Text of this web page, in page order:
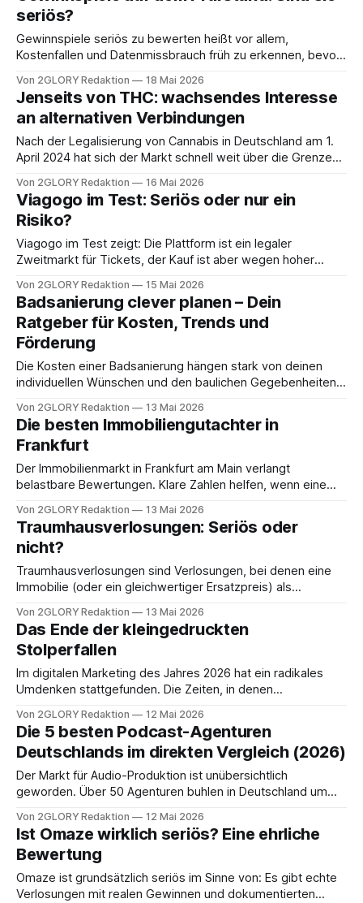
Notdienst München“ oder „Dachdecker in der
seriös?
Gewinnspiele seriös zu bewerten heißt vor allem,
Kostenfallen und Datenmissbrauch früh zu erkennen, bevor
Dauerwerbung wird. Bei unseriösen Modellen geht es oft
um teure Service-Rufnummern oder um Daten, die später
für Werbung genutzt werden. Ein konkretes Risiko sind
Gewinnspiele, die auf Anrufe
Von 2GLORY Redaktion 18 Mai 2026
Jenseits von THC: wachsendes Interesse
an alternativen Verbindungen
Nach der Legalisierung von Cannabis in Deutschland am 1.
April 2024 hat sich der Markt schnell weit über die Grenzen
Regalen tauchten neben natürlichem THC neue
halbsynthetische und minoritäre Cannabinoide auf: THCP,
HHC, 10-OH-HHC, CBG, CBN, THCV. Zu den
Von 2GLORY Redaktion 16 Mai 2026
Viagogo im Test: Seriös oder nur ein
Risiko?
Viagogo im Test zeigt: Die Plattform ist ein legaler
Zweitmarkt für Tickets, der Kauf ist aber wegen hoher
Reklamationen ein reales Viagogo Risiko. Wer über Viagogo
Tickets kaufen will, sollte den Endpreis und die
Lieferbedingungen sehr genau prüfen, weil Viagogo nicht
die offizielle Vorverkaufsstelle
Von 2GLORY Redaktion 15 Mai 2026
Badsanierung clever planen – Dein
Ratgeber für Kosten, Trends und
Förderung
Die Kosten einer Badsanierung hängen stark von deinen
individuellen Wünschen und den baulichen Gegebenheiten
Badsanierung zwischen mehreren tausend und
zehntausend Euro einplanen. Dabei spielt die Größe deines
Badezimmers eine entscheidende Rolle, ebenso wie die
Qualität der gewählten Materialien. Bei der Budgetplanung
hilft es,
Von 2GLORY Redaktion 13 Mai 2026
Die besten Immobiliengutachter in
Frankfurt
Der Immobilienmarkt in Frankfurt am Main verlangt
belastbare Bewertungen. Klare Zahlen helfen, wenn eine
schaffen auch Orientierung bei Erbschaft, Scheidung,
steuerlicher Prüfung oder einer rechtlichen
Auseinandersetzung. Wir stellen drei Anbieter vor, die in
Frankfurt/Rhein-Main für Immobilienbewertung,
Verkehrswertgutachten und sachverständige
Von 2GLORY Redaktion 13 Mai 2026
Traumhausverlosungen: Seriös oder
nicht?
Traumhausverlosungen sind Verlosungen, bei denen eine
Immobilie (oder ein gleichwertiger Ersatzpreis) als
wenn Ablauf, Notarbeteiligung und Rückerstattung
transparent geregelt sind. Bei Traumhausverlosungen
interessiert viele vor allem, ob sie rechtlich sauber laufen,
wie hoch die Gewinnchance ist und welche Kosten nach
einem
Von 2GLORY Redaktion 13 Mai 2026
Das Ende der kleingedruckten
Stolperfallen
Im digitalen Marketing des Jahres 2026 hat ein radikales
Umdenken stattgefunden. Die Zeiten, in denen
juristisch verschlüsselten Geschäftsbedingungen zu binden,
sind endgültig vorbei. Heute gilt: Wer kompliziert schreibt,
verliert seine Kunden an die Konkurrenz. Besonders in
Branchen, die stark auf Vertrauen basieren, ist die
Von 2GLORY Redaktion 12 Mai 2026
Die 5 besten Podcast-Agenturen
Deutschlands im direkten Vergleich (2026)
Der Markt für Audio-Produktion ist unübersichtlich
geworden. Über 50 Agenturen buhlen in Deutschland um
Klasse. Wer ein Mikrofon bedienen kann, ist noch lange kein
Stratege. Wir haben den Markt gesiebt. Aus unzähligen
Anbietern haben wir die Top 5 herausgefiltert, die
Von 2GLORY Redaktion 12 Mai 2026
Ist Omaze wirklich seriös? Eine ehrliche
Bewertung
Omaze ist grundsätzlich seriös im Sinne von: Es gibt echte
Verlosungen mit realen Gewinnen und dokumentierten